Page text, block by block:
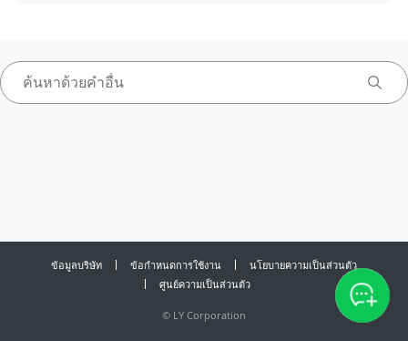
ข้อมูลบริษัท ข้อกำหนดการใช้งาน
นโยบายความเป็นส่วนตัว
ศูนย์ความเป็นส่วนตัว
© LY Corporation